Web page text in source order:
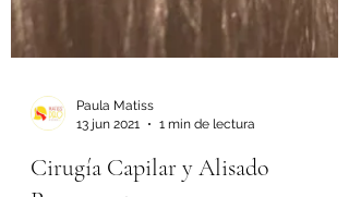
13 jun 2021
1 min de lectura